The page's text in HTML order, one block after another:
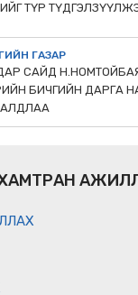
ТҮР
ГАЗАР
САЙД
БИЧГИЙН ДАРГА